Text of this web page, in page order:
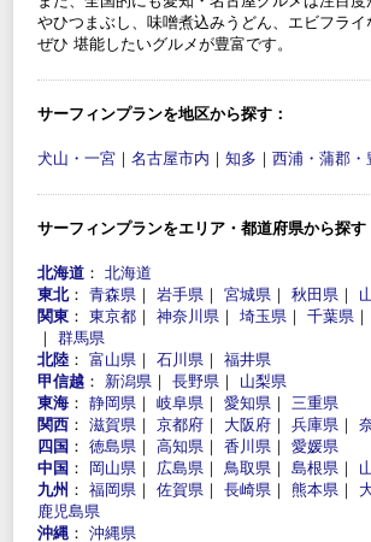
やひつまぶし、味噌煮込みうどん、エビフライ
ぜひ 堪能したいグルメが豊富です。
サーフィンプランを地区から探す：
犬山・一宮 ｜ 名古屋市内 ｜ 知多 ｜ 西浦・蒲郡・
サーフィンプランをエリア・都道府県から探す
北海道 ： 北海道
東北： 青森県 ｜ 岩手県 ｜ 宮城県 ｜ 秋田県 ｜
関東 ： 東京都 ｜ 神奈川県 ｜ 埼玉県 ｜ 千葉県 ｜
｜ 群馬県
北陸 ： 富山県 ｜ 石川県 ｜ 福井県
甲信越 ： 新潟県 ｜ 長野県 ｜ 山梨県
東海 ： 静岡県 ｜ 岐阜県 ｜ 愛知県 ｜ 三重県
関西 ： 滋賀県 ｜ 京都府 ｜ 大阪府 ｜ 兵庫県 ｜
四国 ： 徳島県 ｜ 高知県 ｜ 香川県 ｜ 愛媛県
中国 ： 岡山県 ｜ 広島県 ｜ 鳥取県 ｜ 島根県 ｜
九州 ： 福岡県 ｜ 佐賀県 ｜ 長崎県 ｜ 熊本県 ｜
鹿児島県
沖縄 ： 沖縄県